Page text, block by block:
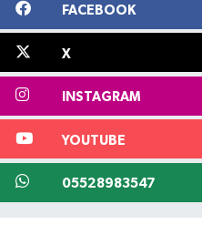
FACEBOOK
X
INSTAGRAM
YOUTUBE
05528983547